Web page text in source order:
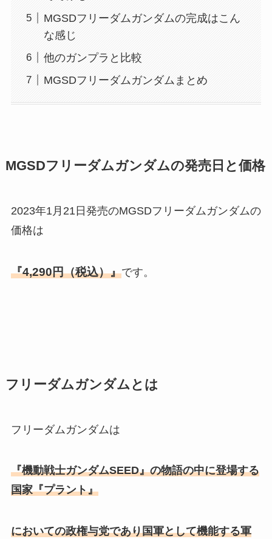
MGSDフリーダムガンダムの完成はこん
な感じ
他のガンプラと比較
MGSDフリーダムガンダムまとめ
MGSDフリーダムガンダムの発売日と価格
2023年1月21日発売のMGSDフリーダムガンダムの
価格は
『4,290円（税込）』です。
フリーダムガンダムとは
フリーダムガンダムは
『機動戦士ガンダムSEED』の物語の中に登場する
国家『プラント』
においての政権与党であり国軍として機能する軍